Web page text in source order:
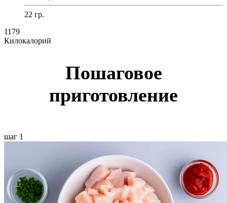
22 гр.
1179
Килокалорий
Пошаговое
приготовление
шаг 1